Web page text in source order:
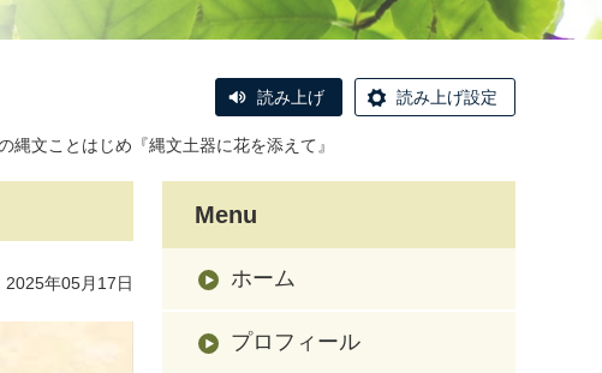
読み上げ 読み上げ設定
縄文ことはじめ『縄文土器に花を添えて』
年05月17日
Menu
ホーム
プロフィール